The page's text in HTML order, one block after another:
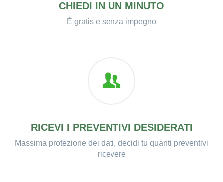
CHIEDI IN UN MINUTO
È gratis e senza impegno
RICEVI I PREVENTIVI DESIDERATI
Massima protezione dei dati, decidi tu quanti preventivi
ricevere